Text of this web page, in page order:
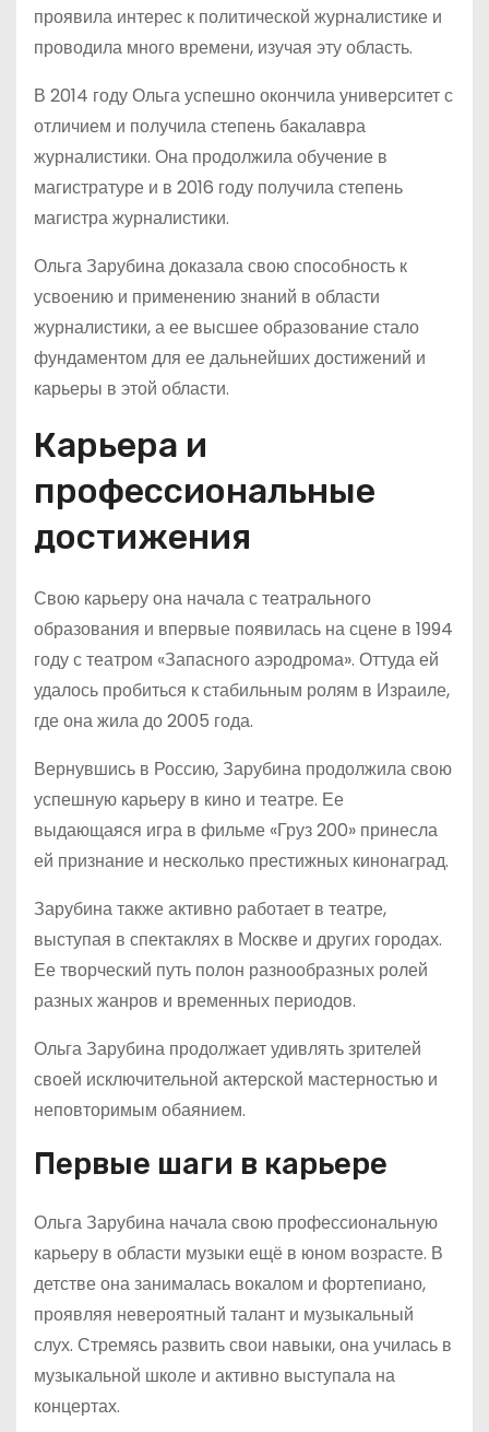
проявила интерес к политической журналистике и
проводила много времени, изучая эту область.
В 2014 году Ольга успешно окончила университет с
отличием и получила степень бакалавра
журналистики. Она продолжила обучение в
магистратуре и в 2016 году получила степень
магистра журналистики.
Ольга Зарубина доказала свою способность к
усвоению и применению знаний в области
журналистики, а ее высшее образование стало
фундаментом для ее дальнейших достижений и
карьеры в этой области.
Карьера и
профессиональные
достижения
Свою карьеру она начала с театрального
образования и впервые появилась на сцене в 1994
году с театром «Запасного аэродрома». Оттуда ей
удалось пробиться к стабильным ролям в Израиле,
где она жила до 2005 года.
Вернувшись в Россию, Зарубина продолжила свою
успешную карьеру в кино и театре. Ее
выдающаяся игра в фильме «Груз 200» принесла
ей признание и несколько престижных кинонаград.
Зарубина также активно работает в театре,
выступая в спектаклях в Москве и других городах.
Ее творческий путь полон разнообразных ролей
разных жанров и временных периодов.
Ольга Зарубина продолжает удивлять зрителей
своей исключительной актерской мастерностью и
неповторимым обаянием.
Первые шаги в карьере
Ольга Зарубина начала свою профессиональную
карьеру в области музыки ещё в юном возрасте. В
детстве она занималась вокалом и фортепиано,
проявляя невероятный талант и музыкальный
слух. Стремясь развить свои навыки, она училась в
музыкальной школе и активно выступала на
концертах.